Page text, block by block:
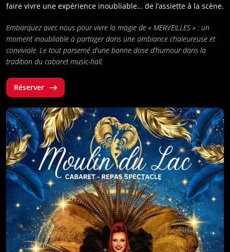
faire vivre une expérience inoubliable… de l’assiette à la scène.
Embarquez avec nous pour vivre la magie de « MERVEILLES » : un
moment inoubliable à partager dans une ambiance chaleureuse et
conviviale. Le tout parsemé d’une bonne dose d’humour dans la
tradition du cabaret music-hall.
Réserver